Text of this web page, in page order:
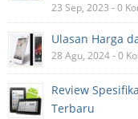
23 Sep, 2023 - 0
Ulasan Harga
28 Agu, 2024 - 0
Review
Terbaru